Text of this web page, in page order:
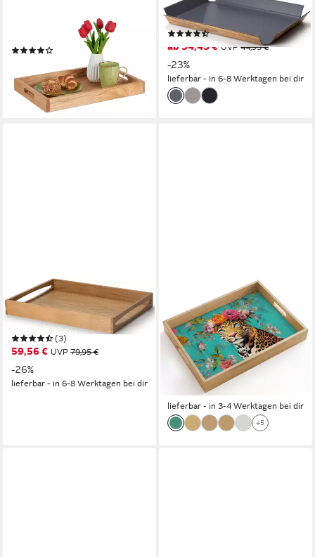
Tablett Serviertablett aus
Walnussholz & MDF, Holz
39,99 €
-58%
lieferbar - in 2-3 Werktagen bei dir
CONTINENTA
Tablett, Holzwerkstoff, (1-tlg)
(14)
ab 34,43 € UVP44,95 €
-23%
lieferbar - in 6-8 Werktagen bei dir
CONTINENTA
Tablett Eiche, Eichenholz, (1-
tlg)
(3)
59,56 € UVP 79,95 €
-26%
lieferbar - in 6-8 Werktagen bei dir
Tablett Rechteckig mit Henkel
Leopard - Blumen - Krone,
Eichenholz, (1-tlg),
Siervierplatte, Tray,
Frühstücksbrett
ab 37,95 € UVP45,00 €
lieferbar - in 3-4 Werktagen bei dir
+5